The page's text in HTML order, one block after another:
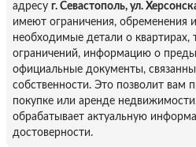
адресу г. Севастополь, ул.
имеют ограничения, обременения
необходимые детали о квартирах,
ограничений, информацию о
официальные документы,
собственности. Это позволит
покупке или аренде
обрабатывает актуальную
достоверности.